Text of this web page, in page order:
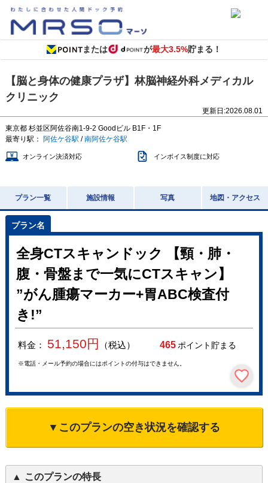
または が最大3.5%貯まる！
【脳と身体の健康プラザ】林脳神経外科メディカル
クリニック
更新日:2026.08.01
東京都 杉並区阿佐谷南1-9-2 Goodビル B1F・1F
最寄り駅： 阿佐ケ谷駅 /南阿佐ケ谷駅
オンライン決済対応 インボイス制度に対応
プラン一覧 施設情報 写真 地図・アクセス
全身CTスキャンドック 【頸・肺・
腹・骨盤まで一気にCTスキャン】
”がん腫瘍マーカー+胃ABC検査付
き!”
料金： 51,150円 （税込） 465ポイント貯まる
※電話・メール予約の場合にはポイントの付与はできません。
▼このプランの空き状況を確認する
このプランの特長